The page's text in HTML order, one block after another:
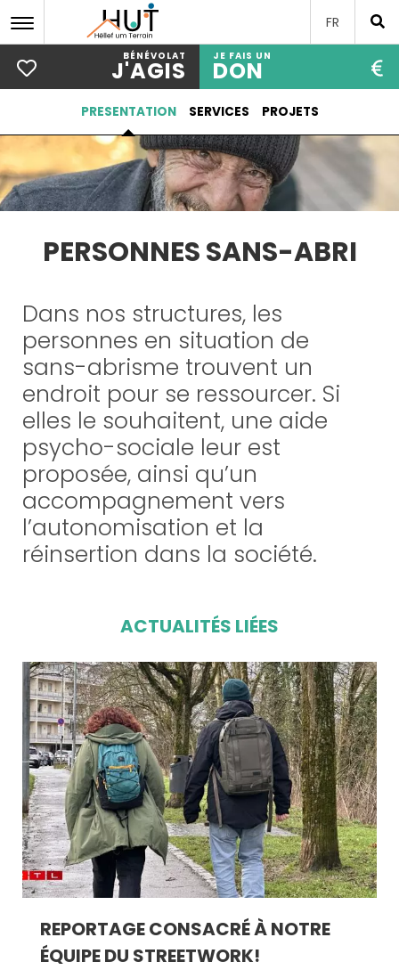
contenu
principal
FR
BÉNÉVOLAT
J'AGIS
JE FAIS UN
DON
PRESENTATION SERVICES PROJETS
PERSONNES SANS-ABRI
Dans nos structures, les
personnes en situation de
sans-abrisme trouvent un
endroit pour se ressourcer. Si
elles le souhaitent, une aide
psycho-sociale leur est
proposée, ainsi qu’un
accompagnement vers
l’autonomisation et la
réinsertion dans la société.
ACTUALITÉS LIÉES
REPORTAGE CONSACRÉ À NOTRE
ÉQUIPE DU STREETWORK!